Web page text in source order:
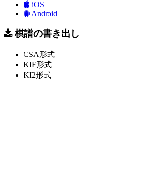
iOS
Android
棋譜の書き出し
CSA形式
KIF形式
KI2形式